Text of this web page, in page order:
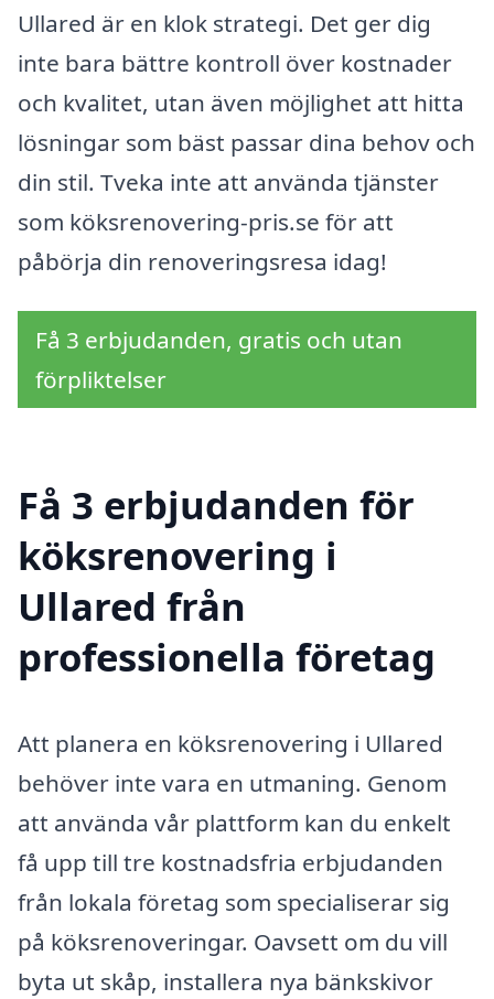
Ullared är en klok strategi. Det ger dig
inte bara bättre kontroll över kostnader
och kvalitet, utan även möjlighet att hitta
lösningar som bäst passar dina behov och
din stil. Tveka inte att använda tjänster
som köksrenovering-pris.se för att
påbörja din renoveringsresa idag!
Få 3 erbjudanden, gratis och utan
förpliktelser
Få 3 erbjudanden för
köksrenovering i
Ullared från
professionella företag
Att planera en köksrenovering i Ullared
behöver inte vara en utmaning. Genom
att använda vår plattform kan du enkelt
få upp till tre kostnadsfria erbjudanden
från lokala företag som specialiserar sig
på köksrenoveringar. Oavsett om du vill
byta ut skåp, installera nya bänkskivor